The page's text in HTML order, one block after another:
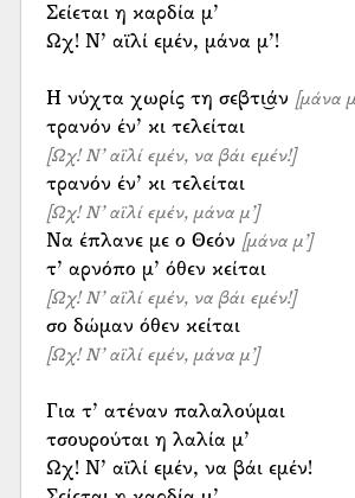
Σείεται η καρδία μ’
Ωχ! Ν’ αϊλί εμέν, μάνα μ’!
Η νύχτα χωρίς τη σεβτι͜άν [μάνα
τρανόν έν’ κι τελείται
[Ωχ! Ν’ αϊλί εμέν, να βάι εμέν!]
τρανόν έν’ κι τελείται
[Ωχ! Ν’ αϊλί εμέν, μάνα μ’]
Να έπλανε με ο Θεόν [μάνα μ’]
τ’ αρνόπο μ’ όθεν κείται
[Ωχ! Ν’ αϊλί εμέν, να βάι εμέν!]
σο δώμαν όθεν κείται
[Ωχ! Ν’ αϊλί εμέν, μάνα μ’]
Για τ’ ατέναν παλαλούμαι
τσουρούται η λαλία μ’
Ωχ! Ν’ αϊλί εμέν, να βάι εμέν!